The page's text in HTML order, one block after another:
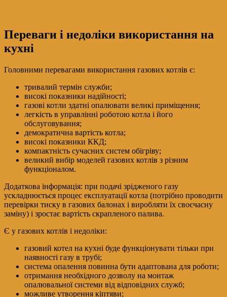
Переваги і недоліки використання на
кухні
Головними перевагами використання газових котлів є:
тривалий термін служби;
високі показники надійності;
газові котли здатні опалювати великі приміщення;
легкість в управлінні роботою котла і його
обслуговування;
демократична вартість котла;
високі показники ККД;
компактність сучасних систем обігріву;
великий вибір моделей газових котлів з різним
функціоналом.
Додаткова інформація: при подачі зрідженого газу
ускладнюється процес експлуатації котла (потрібно проводити
перевірки тиску в газових балонах і виробляти їх своєчасну
заміну) і зростає вартість скрапленого палива.
Є у газових котлів і недоліки:
газовий котел на кухні буде функціонувати тільки при
наявності газу в трубі;
система опалення повинна бути адаптована для роботи;
отримання необхідного дозволу на монтаж
опалювальної системи від відповідних служб;
можливе утворення кіптяви;